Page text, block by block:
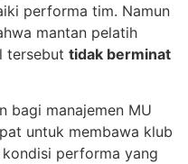
performa tim. Namun
mantan pelatih
tersebut tidak berminat
bagi manajemen MU
untuk membawa klub
performa yang